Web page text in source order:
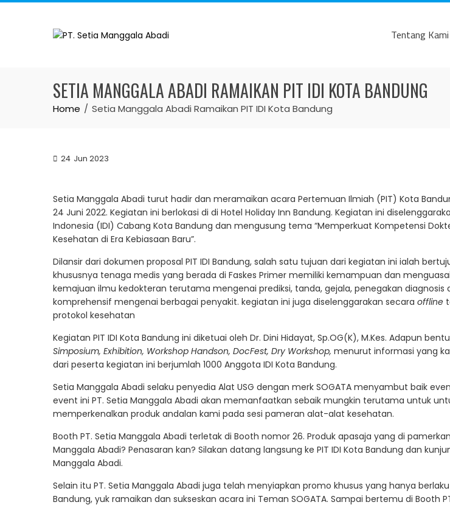
Skip
Tentang Kami
SETIA MANGGALA ABADI RAMAIKAN PIT IDI KOTA BANDUNG
Home Setia Manggala Abadi Ramaikan PIT IDI Kota Bandung
24 Jun 2023
Setia Manggala Abadi turut hadir dan meramaikan acara Pertemuan Ilmiah (PIT) Kota
24 Juni 2022. Kegiatan ini berlokasi di di Hotel Holiday Inn Bandung. Kegiatan ini
Indonesia (IDI) Cabang Kota Bandung dan mengusung tema “Memperkuat Kompetensi
Kesehatan di Era Kebiasaan Baru”.
Dilansir dari dokumen proposal PIT IDI Bandung, salah satu tujuan dari kegiatan ini ialah
khususnya tenaga medis yang berada di Faskes Primer memiliki kemampuan dan
kemajuan ilmu kedokteran terutama mengenai prediksi, tanda, gejala, penegakan diagnosis
komprehensif mengenai berbagai penyakit. kegiatan ini juga diselenggarakan secara offline
protokol kesehatan
Kegiatan PIT IDI Kota Bandung ini diketuai oleh Dr. Dini Hidayat, Sp.OG(K), M.Kes. Adapun
Simposium, Exhibition, Workshop Handson, DocFest, Dry Workshop, menurut informasi yang
dari peserta kegiatan ini berjumlah 1000 Anggota IDI Kota Bandung.
Setia Manggala Abadi selaku penyedia Alat USG dengan merk SOGATA menyambut baik
event ini PT. Setia Manggala Abadi akan memanfaatkan sebaik mungkin terutama untuk
memperkenalkan produk andalan kami pada sesi pameran alat-alat kesehatan.
Booth PT. Setia Manggala Abadi terletak di Booth nomor 26. Produk apasaja yang di
Manggala Abadi? Penasaran kan? Silakan datang langsung ke PIT IDI Kota Bandung dan
Manggala Abadi.
Selain itu PT. Setia Manggala Abadi juga telah menyiapkan promo khusus yang hanya berlaku
Bandung, yuk ramaikan dan sukseskan acara ini Teman SOGATA. Sampai bertemu di Booth